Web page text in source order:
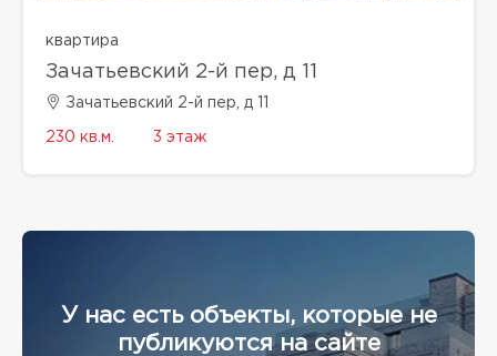
квартира
Зачатьевский 2-й пер, д 11
Зачатьевский 2-й пер, д 11
230 кв.м. 3 этаж
У нас есть объекты, которые не
публикуются на сайте